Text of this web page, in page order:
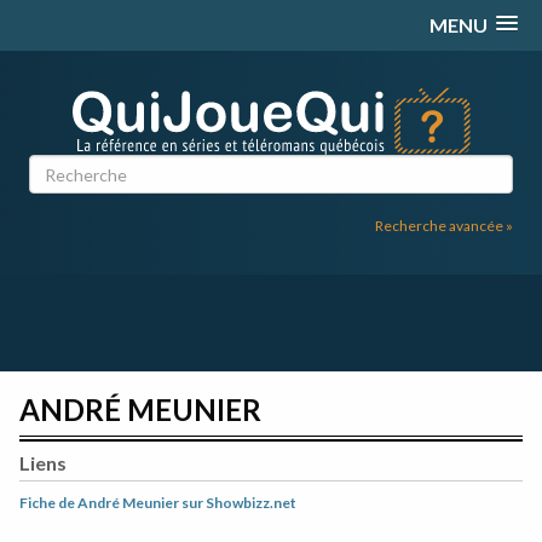
MENU
Recherche avancée »
ANDRÉ MEUNIER
Liens
Fiche de André Meunier sur Showbizz.net